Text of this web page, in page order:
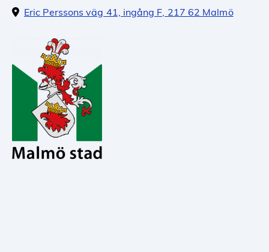
Eric Perssons väg 41, ingång F, 217 62 Malmö